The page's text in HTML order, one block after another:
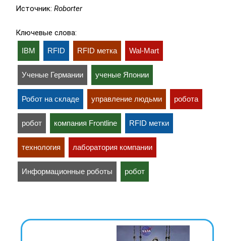
Источник: Roborter
Ключевые слова:
IBM RFID RFID метка Wal-Mart
Ученые Германии ученые Японии
Робот на складе управление людьми робота
робот компания Frontline RFID метки
технология лаборатория компании
Информационные роботы робот